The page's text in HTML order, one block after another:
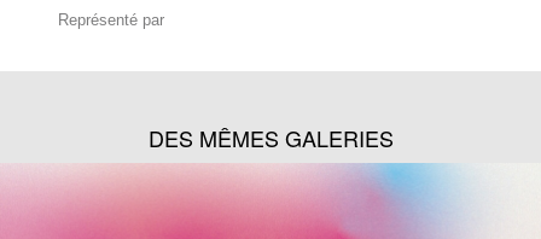
Représenté par
DES MÊMES GALERIES